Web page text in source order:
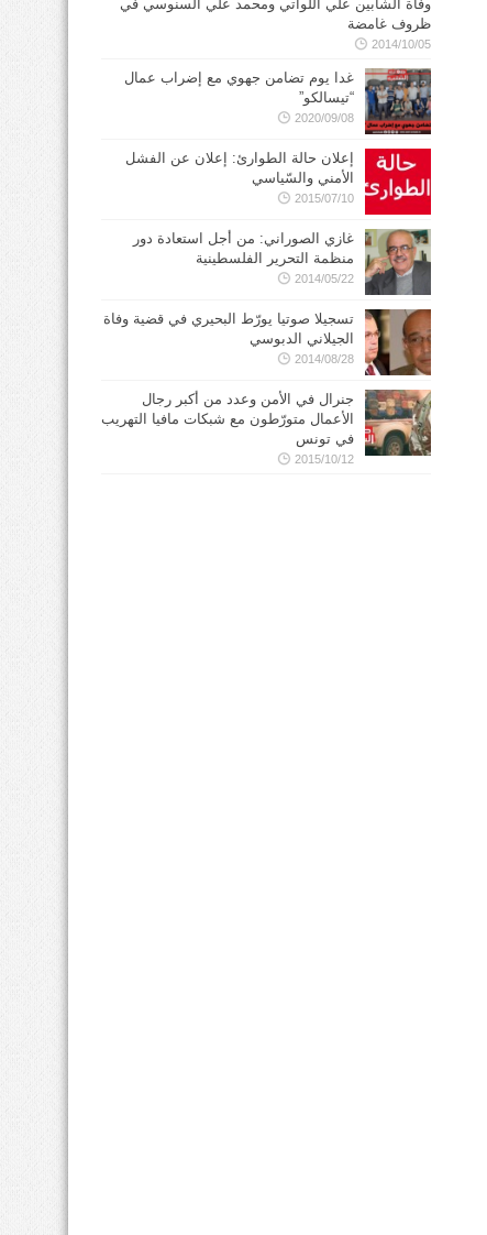
وفاة الشابين علي اللواتي ومحمد علي السنوسي في
ظروف غامضة
2014/10/05
غدا يوم تضامن جهوي مع إضراب عمال
“تيسالكو”
2020/09/08
إعلان حالة الطوارئ: إعلان عن الفشل
الأمني والسّياسي
2015/07/10
غازي الصوراني: من أجل استعادة دور
منظمة التحرير الفلسطينية
2014/05/22
تسجيلا صوتيا يورّط البحيري في قضية وفاة
الجيلاني الدبوسي
2014/08/28
جنرال في الأمن وعدد من أكبر رجال
الأعمال متورّطون مع شبكات مافيا التهريب
في تونس
2015/10/12